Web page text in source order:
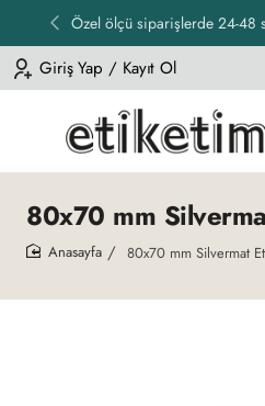
Özel ölçü siparişlerde 24-48
Giriş Yap / Kayıt Ol
80x70 mm
80x70 mm Silvermat